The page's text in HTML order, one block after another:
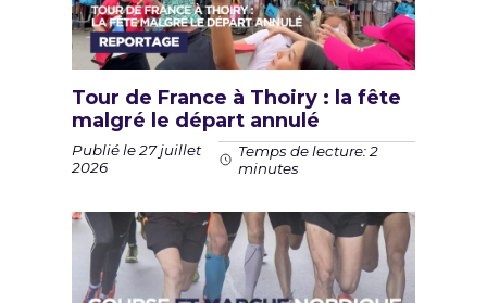
Tour de France à Thoiry : la fête
malgré le départ annulé
Publié le 27 juillet
2026
Temps de lecture: 2
minutes